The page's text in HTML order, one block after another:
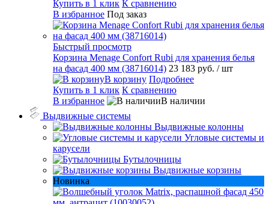
Купить в 1 клик К сравнению
В избранное Под заказ
Быстрый просмотр
Корзина Menage Confort Rubi для хранения белья
на фасад 400 мм (38716014) 23 183 руб. / шт
В корзину Подробнее
Купить в 1 клик К сравнению
В избранное
В наличии
Выдвижные системы
Выдвижные колонны
Угловые системы и
карусели
Бутылочницы
Выдвижные корзины
Новинка